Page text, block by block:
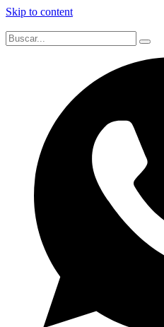
Skip to content